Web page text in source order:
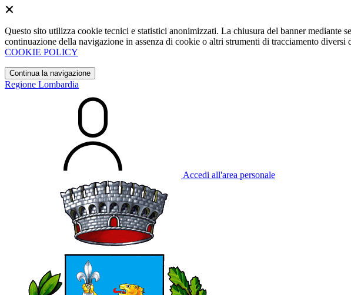
Questo sito utilizza cookie tecnici e statistici anonimizzati. La chiusura del banner
continuazione della navigazione in assenza di cookie o altri strumenti di tracciamento diversi
COOKIE POLICY
Continua la navigazione
Regione Lombardia
Accedi all'area personale